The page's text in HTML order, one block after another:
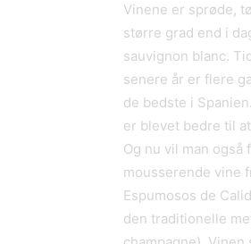
Vinene er sprøde,
større grad end i
sauvignon blanc.
senere år er flere
de bedste i
er blevet bedre til
Og nu vil man også
mousserende vine
Espumosos de
den traditionelle